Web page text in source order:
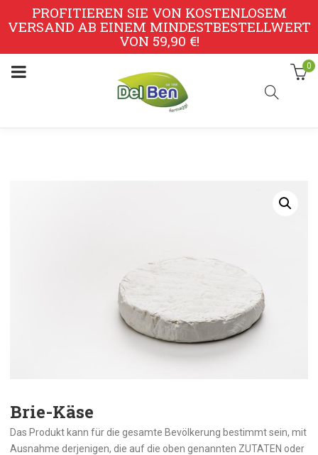
PROFITIEREN SIE VON KOSTENLOSEM
VERSAND AB EINEM MINDESTBESTELLWERT
VON 59,90 €!
0
Brie-Käse
Das Produkt kann für die gesamte Bevölkerung bestimmt sein, mit
Ausnahme derjenigen, die auf die oben genannten ZUTATEN oder